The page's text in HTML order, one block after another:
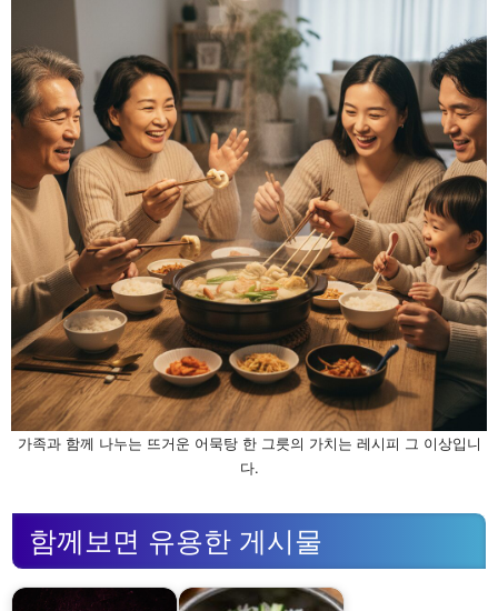
가족과 함께 나누는 뜨거운 어묵탕 한 그릇의 가치는 레시피 그 이상입니
다.
함께보면 유용한 게시물